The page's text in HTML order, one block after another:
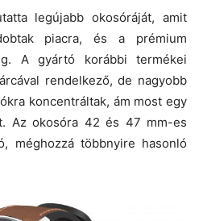
legújabb okosóráját, amit
piacra, és a prémium
A gyártó korábbi termékei
rendelkező, de nagyobb
koncentráltak, ám most egy
Az okosóra 42 és 47 mm-es
méghozzá többnyire hasonló